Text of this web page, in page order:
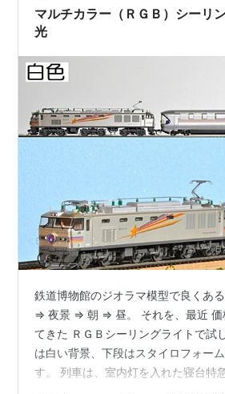
な新幹線の路線図 ③ダッチェス・
ユーロ…
マルチカラー（ＲＧＢ）シーリ
光
鉄道博物館のジオラマ模型で良くあ
⇒ 夜景 ⇒ 朝 ⇒ 昼。 それを、最近 価
てきた ＲＧＢシーリングライトで試
は白い背景、下段はスタイロフォー
す。 列車は、室内灯を入れた寝台特